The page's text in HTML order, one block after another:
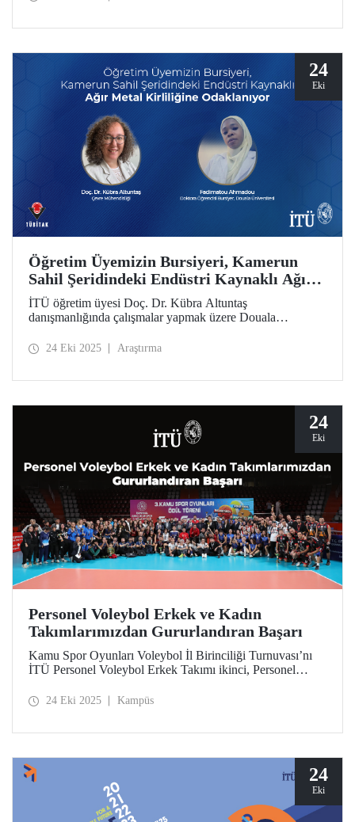
24
Eki
Öğretim Üyemizin Bursiyeri, Kamerun
Sahil Şeridindeki Endüstri Kaynaklı Ağır
Metal Kirliliğine Odaklanıyor
İTÜ öğretim üyesi Doç. Dr. Kübra Altuntaş
danışmanlığında çalışmalar yapmak üzere Douala
2216B TÜBİTAK-TWAS Doktora Sırası ve Doktora
24 Eki 2025 Araştırma
24
Eki
Personel Voleybol Erkek ve Kadın
Takımlarımızdan Gururlandıran Başarı
Kamu Spor Oyunları Voleybol İl Birinciliği Turnuvası’nı
İTÜ Personel Voleybol Erkek Takımı ikinci, Personel
Takımlarımız, elde ettikleri bu derecelerle katılmaya hak
24 Eki 2025 Kampüs
24
Eki